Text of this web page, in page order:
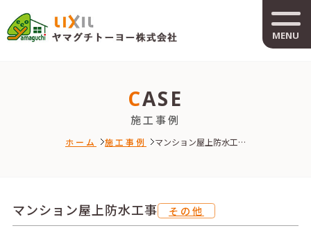
MENU
CASE
施工事例
ホーム 施工事例 マンション屋上防水工…
マンション屋上防水工事 その他